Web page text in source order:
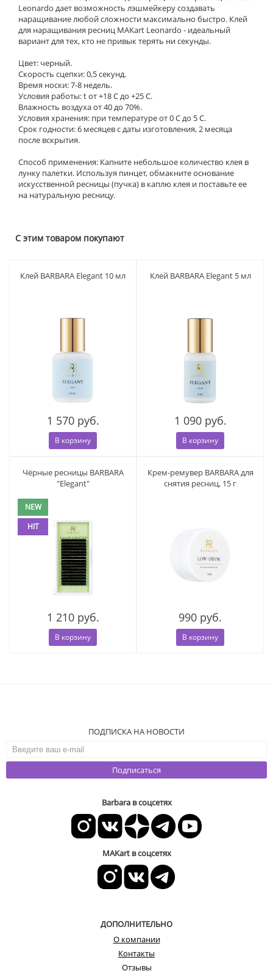
Leonardo дает возможность лэшмейкеру создавать
наращивание любой сложности максимально быстро. Клей
для наращивания ресниц MAKart Leonardo - идеальный
вариант для тех, кто не привык терять ни секунды.
Цвет: черный.
Скорость сцепки: 0,5 секунд.
Время носки: 7-8 недель.
Условия работы: t от +18 С до +25 С.
Влажность воздуха от 40 до 70%.
Условия хранения: при температуре от 0 C до 5 C.
Срок годности: 6 месяцев с даты изготовления, 2 месяца
после вскрытия.
Способ применения: Капните небольшое количество клея в
лунку палетки. Используя пинцет, обмакните основание
искусственной ресницы (пучка) в каплю клея и поставьте ее
на натуральную ресницу.
С этим товаром покупают
Клей BARBARA Elegant 10 мл
1 570 руб.
В корзину
Клей BARBARA Elegant 5 мл
1 090 руб.
В корзину
Чёрные ресницы BARBARA
"Elegant"
NEW
HIT
1 210 руб.
В корзину
Крем-ремувер BARBARA для
снятия ресниц, 15 г
990 руб.
В корзину
ПОДПИСКА НА НОВОСТИ
Подписаться
Barbara в соцсетях
MAKart в соцсетях
ДОПОЛНИТЕЛЬНО
О компании
Контакты
Отзывы